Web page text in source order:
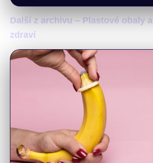
Další z archivu – Plastové obaly a
zdraví